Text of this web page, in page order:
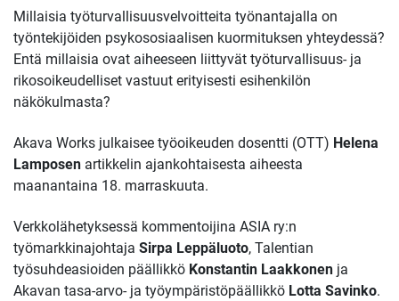
Millaisia työturvallisuusvelvoitteita työnantajalla on
työntekijöiden psykososiaalisen kuormituksen yhteydessä?
Entä millaisia ovat aiheeseen liittyvät työturvallisuus- ja
rikosoikeudelliset vastuut erityisesti esihenkilön
näkökulmasta?
Akava Works julkaisee työoikeuden dosentti (OTT) Helena
Lamposen artikkelin ajankohtaisesta aiheesta
maanantaina 18. marraskuuta.
Verkkolähetyksessä kommentoijina ASIA ry:n
työmarkkinajohtaja Sirpa Leppäluoto, Talentian
työsuhdeasioiden päällikkö Konstantin Laakkonen ja
Akavan tasa-arvo- ja työympäristöpäällikkö Lotta Savinko.